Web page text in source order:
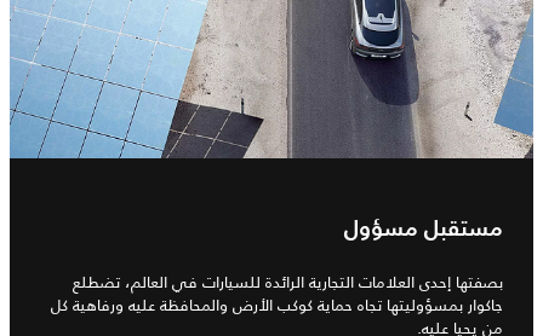
مستقبل مسؤول
بصفتها إحدى العلامات التجارية الرائدة للسيارات في العالم، تضطلع
جاكوار بمسؤوليتها تجاه حماية كوكب الأرض والمحافظة عليه ورفاهية كل
من يحيا عليه.